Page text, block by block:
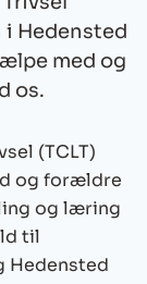
i Hedensted
med og
os.
(TCLT)
og forældre
og læring
til
Hedensted